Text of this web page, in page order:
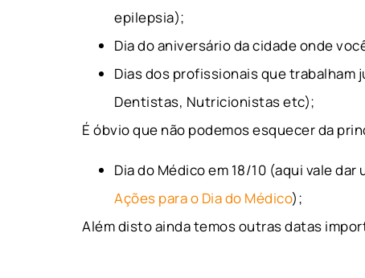
epilepsia);
Dia do aniversário da cidade onde
Dias dos profissionais que trabalham
Dentistas, Nutricionistas etc);
É óbvio que não podemos esquecer da
Dia do Médico em 18/10 (aqui vale
Ações para o Dia do Médico);
Além disto ainda temos outras datas